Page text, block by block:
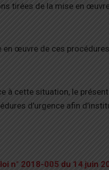
tirées de la mise en
en œuvre de ces
à cette situation, le
d’urgence afin
n° 2018-005 du 14 juin